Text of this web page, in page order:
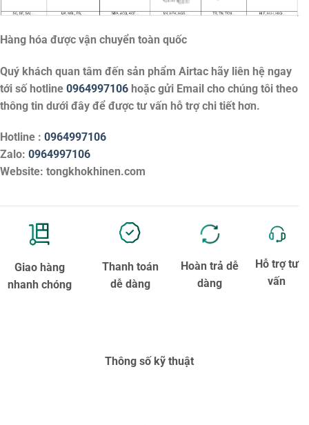
Hàng hóa được vận chuyển toàn quốc
Quý khách quan tâm đến sản phẩm Airtac hãy liên hệ ngay
tới số hotline 0964997106 hoặc gửi Email cho chúng tôi theo
thông tin dưới đây để được tư vấn hỗ trợ chi tiết hơn.
Hotline : 0964997106
Zalo: 0964997106
Website: tongkhokhinen.com
Giao hàng
nhanh chóng
Thanh toán
dễ dàng
Hoàn trả dễ
dàng
Hỗ trợ tư
vấn
Thông số kỹ thuật